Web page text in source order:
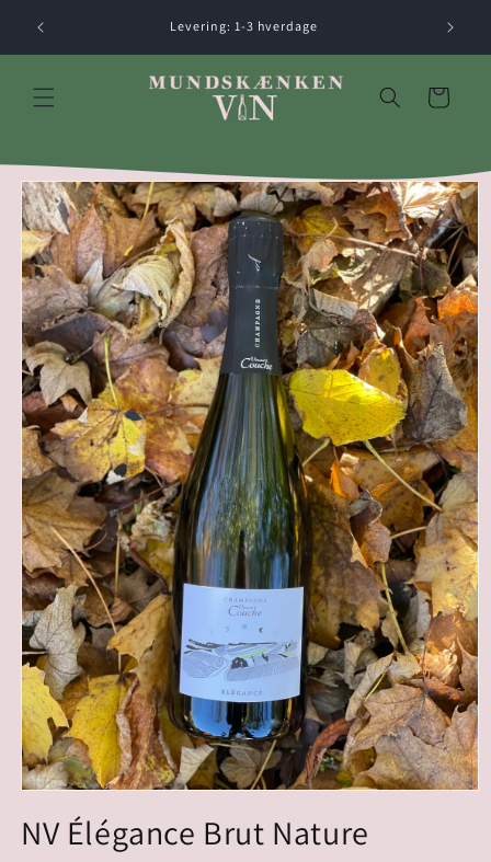
indhold
Levering: 1-3 hverdage
Indkøbskurv
til
NV Élégance Brut Nature